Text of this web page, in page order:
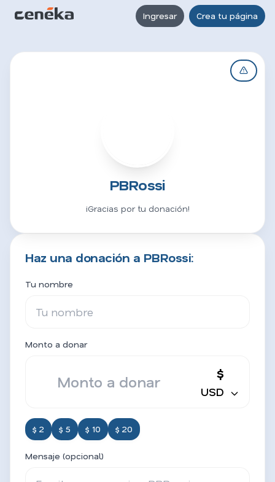
Ingresar Crea tu página
PBRossi
¡Gracias por tu donación!
Haz una donación a PBRossi:
Tu nombre
Monto a donar
$
USD
$ 2 $ 5 $ 10 $ 20
Mensaje (opcional)